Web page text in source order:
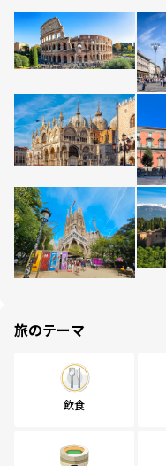
旅のテーマ
飲食